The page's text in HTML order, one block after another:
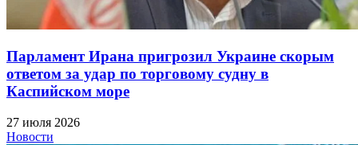
Парламент Ирана пригрозил Украине скорым
ответом за удар по торговому судну в
Каспийском море
27 июля 2026
Новости